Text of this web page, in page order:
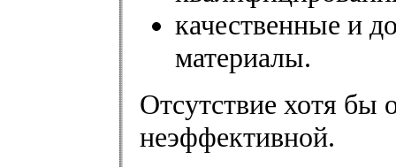
качественные и
материалы.
Отсутствие хотя бы
неэффективной.